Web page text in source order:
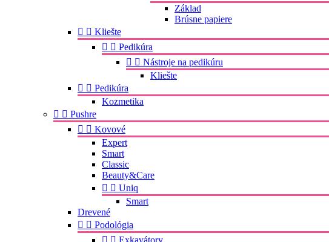
Základ
Brúsne papiere
  Kliešte
  Pedikúra
  Nástroje na pedikúru
Kliešte
  Pedikúra
Kozmetika
  Pushre
  Kovové
Expert
Smart
Classic
Beauty&Care
  Uniq
Smart
Drevené
  Podológia
  Exkavátory